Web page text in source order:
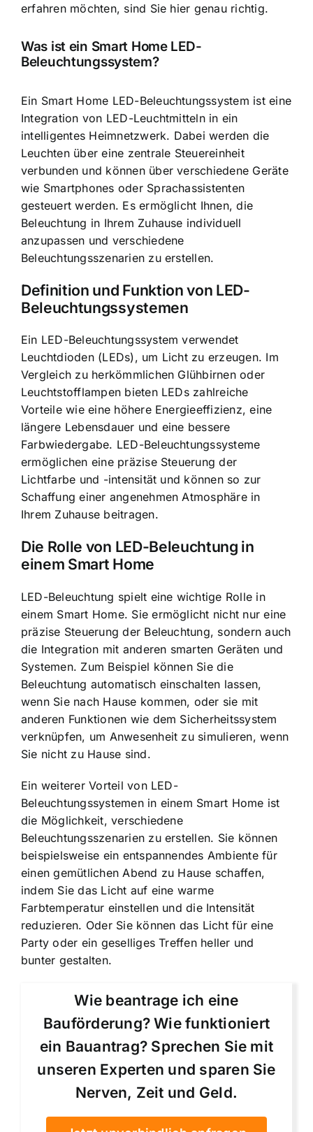
erfahren möchten, sind Sie hier genau richtig.
Was ist ein Smart Home LED-
Beleuchtungssystem?
Ein Smart Home LED-Beleuchtungssystem ist eine
Integration von LED-Leuchtmittelnin ein
intelligentes Heimnetzwerk. Dabei werden die
Leuchten über eine zentrale Steuereinheit
verbunden und können über verschiedene Geräte
wie Smartphones oder Sprachassistenten
gesteuert werden. Es ermöglicht Ihnen, die
Beleuchtung in Ihrem Zuhause individuell
anzupassen und verschiedene
Beleuchtungsszenarien zu erstellen.
Definition und Funktion von LED-
Beleuchtungssystemen
Ein LED-Beleuchtungssystem verwendet
Leuchtdioden (LEDs), um Licht zu erzeugen. Im
Vergleich zu herkömmlichen Glühbirnen oder
Leuchtstofflampen bieten LEDs zahlreiche
Vorteile wie eine höhere Energieeffizienz, eine
längere Lebensdauer und eine bessere
Farbwiedergabe. LED-Beleuchtungssysteme
ermöglichen eine präzise Steuerung der
Lichtfarbe und -intensität und können so zur
Schaffung einer angenehmen Atmosphäre in
Ihrem Zuhause beitragen.
Die Rolle von LED-Beleuchtung in
einem Smart Home
LED-Beleuchtung spielt eine wichtige Rolle in
einem Smart Home. Sie ermöglicht nicht nur eine
präzise Steuerung der Beleuchtung, sondern auch
die Integration mit anderen smarten Geräten und
Systemen. Zum Beispiel können Sie die
Beleuchtung automatisch einschalten lassen,
wenn Sie nach Hause kommen, oder sie mit
anderen Funktionen wie dem Sicherheitssystem
verknüpfen, um Anwesenheit zu simulieren, wenn
Sie nicht zu Hause sind.
Ein weiterer Vorteil von LED-
Beleuchtungssystemen in einem Smart Home ist
die Möglichkeit, verschiedene
Beleuchtungsszenarien zu erstellen. Sie können
beispielsweise ein entspannendes Ambiente für
einen gemütlichen Abend zu Hause schaffen,
indem Sie das Licht auf eine warme
Farbtemperatur einstellen und die Intensität
reduzieren. Oder Sie können das Licht für eine
Party oder ein geselliges Treffen heller und
bunter gestalten.
Wie beantrage ich eine
Bauförderung? Wie funktioniert
ein Bauantrag? Sprechen Sie mit
unseren Experten und sparen Sie
Nerven, Zeit und Geld.